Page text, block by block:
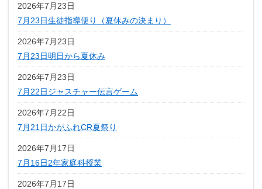
2026年7月23日
7月23日生徒指導便り（夏休みの決まり）
2026年7月23日
7月23日明日から夏休み
2026年7月23日
7月22日ジャスチャー伝言ゲーム
2026年7月22日
7月21日かがふれCR夏祭り
2026年7月17日
7月16日2年家庭科授業
2026年7月17日